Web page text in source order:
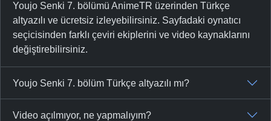
Youjo Senki 7. bölümü AnimeTR üzerinden Türkçe
altyazılı ve ücretsiz izleyebilirsiniz. Sayfadaki oynatıcı
seçicisinden farklı çeviri ekiplerini ve video kaynaklarını
değiştirebilirsiniz.
Youjo Senki 7. bölüm Türkçe altyazılı mı?
Video açılmıyor, ne yapmalıyım?